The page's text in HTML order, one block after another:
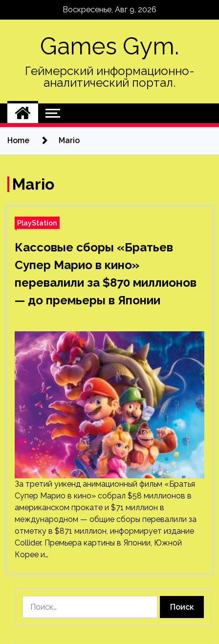
Воскресенье, Авг 9, 2026
Games Gym.
Геймерский информационно-
аналитический портал.
Home Mario
Mario
PlayStation
Кассовые сборы «Братьев
Супер Марио в кино»
перевалили за $870 миллионов
— до премьеры в Японии
За третий уикенд анимационный фильм «Братья
Супер Марио в кино» собрал $58 миллионов в
американском прокате и $71 миллион в
международном — общие сборы перевалили за
отметку в $871 миллион, информирует издание
Collider. Премьера картины в Японии, Южной
Корее и…